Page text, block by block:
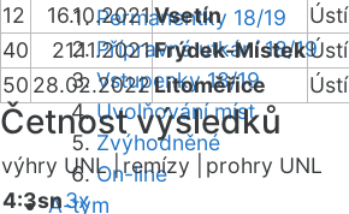
Permanentky 18/19
Přípravná utkání 18/19
Vstupenky 18/19
Uvolňování míst
Zvýhodněné
On-line
A-tým
12 16.10.2021Vsetín
40
21.11.2021Frýdek-Místek
50 28.02.2022Litoměřice
Četnost výsledků
výhry UNL |remízy |
prohry UNL
4:3sn3x